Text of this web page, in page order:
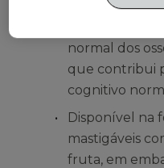
Com Vitamina
normal dos
que contribui
cognitivo
Disponível na
mastigáveis
fruta, em